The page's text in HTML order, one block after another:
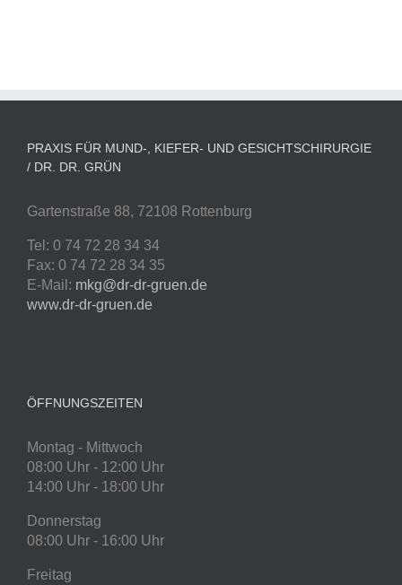
PRAXIS FÜR MUND-, KIEFER- UND GESICHTSCHIRURGIE
/ DR. DR. GRÜN
Gartenstraße 88, 72108 Rottenburg
Tel: 0 74 72 28 34 34
Fax: 0 74 72 28 34 35
E-Mail: mkg@dr-dr-gruen.de
www.dr-dr-gruen.de
ÖFFNUNGSZEITEN
Montag - Mittwoch
08:00 Uhr - 12:00 Uhr
14:00 Uhr - 18:00 Uhr
Donnerstag
08:00 Uhr - 16:00 Uhr
Freitag